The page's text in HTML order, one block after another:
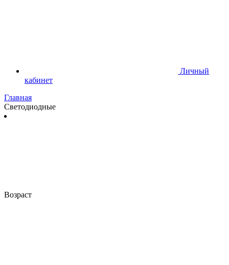
Личный
кабинет
Главная
Светодиодные
Возраст